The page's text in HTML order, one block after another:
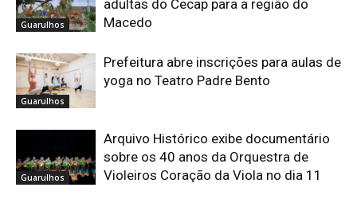
Guarulhos
adultas do Cecap para a região do
Macedo
Guarulhos
Prefeitura abre inscrições para aulas de
yoga no Teatro Padre Bento
Guarulhos
Arquivo Histórico exibe documentário
sobre os 40 anos da Orquestra de
Violeiros Coração da Viola no dia 11